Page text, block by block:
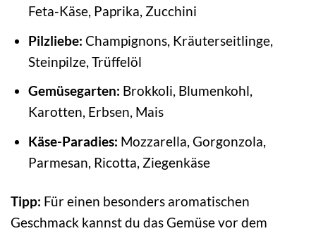
Feta-Käse, Paprika, Zucchini
Pilzliebe: Champignons, Kräuterseitlinge,
Steinpilze, Trüffelöl
Gemüsegarten: Brokkoli, Blumenkohl,
Karotten, Erbsen, Mais
Käse-Paradies: Mozzarella, Gorgonzola,
Parmesan, Ricotta, Ziegenkäse
Tipp: Für einen besonders aromatischen
Geschmack kannst du das Gemüse vor dem